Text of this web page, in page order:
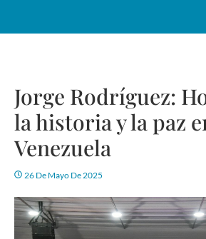
Jorge Rodríguez:
la historia y la paz
Venezuela
26 De Mayo De 2025